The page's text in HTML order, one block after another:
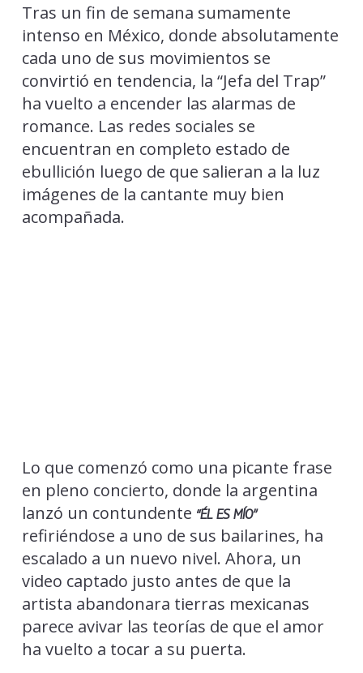
Tras un fin de semana sumamente
intenso en México, donde absolutamente
cada uno de sus movimientos se
convirtió en tendencia, la “Jefa del Trap”
ha vuelto a encender las alarmas de
romance. Las redes sociales se
encuentran en completo estado de
ebullición luego de que salieran a la luz
imágenes de la cantante muy bien
acompañada.
Lo que comenzó como una picante frase
en pleno concierto, donde la argentina
lanzó un contundente “ÉL ES MÍO”
refiriéndose a uno de sus bailarines, ha
escalado a un nuevo nivel. Ahora, un
video captado justo antes de que la
artista abandonara tierras mexicanas
parece avivar las teorías de que el amor
ha vuelto a tocar a su puerta.